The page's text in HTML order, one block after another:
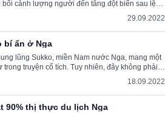
bối cảnh lượng người đến tăng đột biến sau lệnh
29.09.2022
bí ẩn ở Nga
lũng Sukko, miền Nam nước Nga, mang một
trong truyện cổ tích. Tuy nhiên, đây không phải
Nó được tạo nên từ bàn tay con người.
18.09.2022
90% thị thực du lịch Nga